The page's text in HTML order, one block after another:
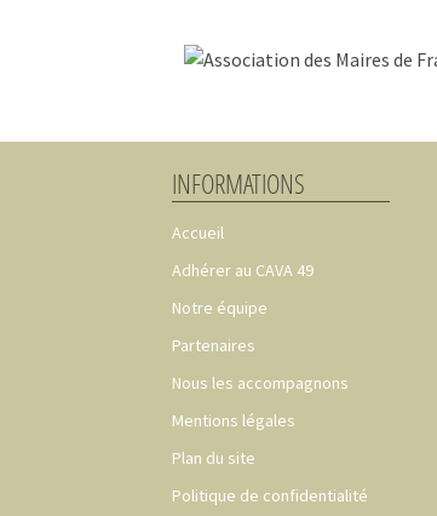
INFORMATIONS
Accueil
Adhérer au CAVA 49
Notre équipe
Partenaires
Nous les accompagnons
Mentions légales
Plan du site
Politique de confidentialité